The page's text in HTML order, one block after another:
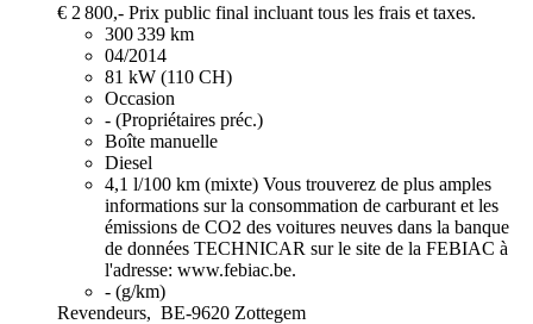
€ 2 800,- Prix public final incluant tous les frais et taxes.
300 339 km
04/2014
81 kW (110 CH)
Occasion
- (Propriétaires préc.)
Boîte manuelle
Diesel
4,1 l/100 km (mixte) Vous trouverez de plus amples
informations sur la consommation de carburant et les
émissions de CO2 des voitures neuves dans la banque
de données TECHNICAR sur le site de la FEBIAC à
l'adresse: www.febiac.be.
- (g/km)
Revendeurs, BE-9620 Zottegem